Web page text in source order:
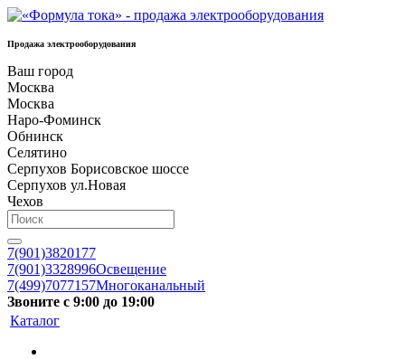
Продажа электрооборудования
Ваш город
Москва
Москва
Наро-Фоминск
Обнинск
Селятино
Серпухов Борисовское шоссе
Серпухов ул.Новая
Чехов
7(901)3820177
7(901)3328996Освещение
7(499)7077157Многоканальный
Звоните с 9:00 до 19:00
Каталог